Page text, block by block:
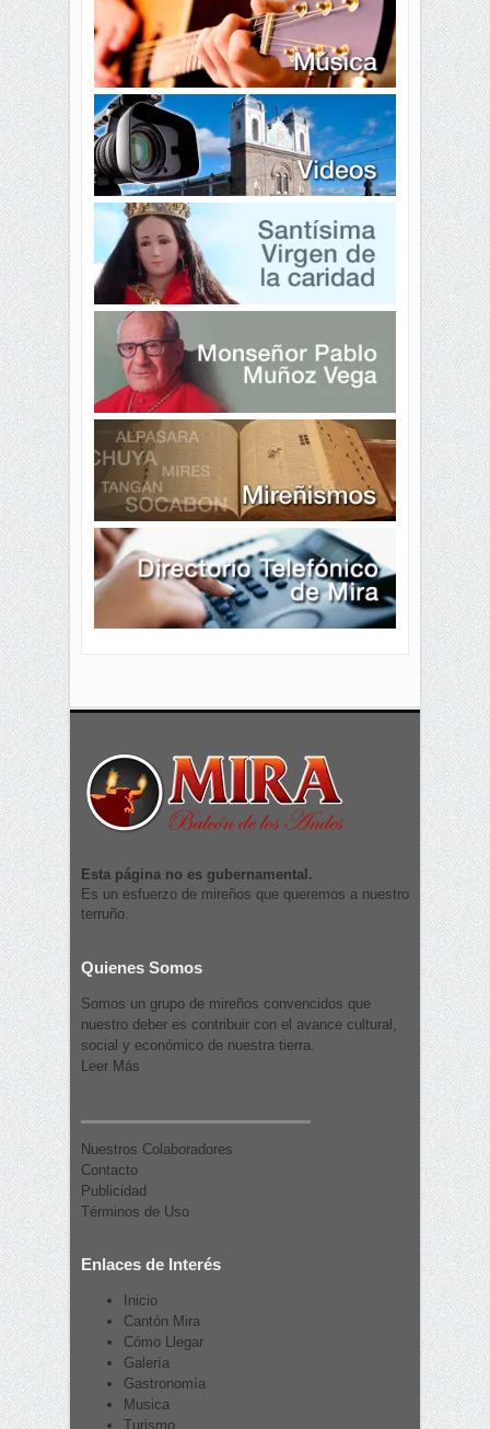
Esta página no es gubernamental.
Es un esfuerzo de mireños que queremos a nuestro
terruño.
Quienes Somos
Somos un grupo de mireños convencidos que
nuestro deber es contribuir con el avance cultural,
social y económico de nuestra tierra.
Leer Más
Nuestros Colaboradores
Contacto
Publicidad
Términos de Uso
Enlaces de Interés
Inicio
Cantón Mira
Cómo Llegar
Galería
Gastronomía
Musica
Turismo